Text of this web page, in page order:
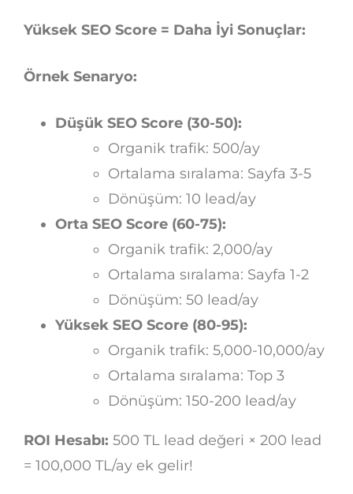
Yüksek SEO Score = Daha İyi Sonuçlar:
Örnek Senaryo:
Düşük SEO Score (30-50):
Organik trafik: 500/ay
Ortalama sıralama: Sayfa 3-5
Dönüşüm: 10 lead/ay
Orta SEO Score (60-75):
Organik trafik: 2,000/ay
Ortalama sıralama: Sayfa 1-2
Dönüşüm: 50 lead/ay
Yüksek SEO Score (80-95):
Organik trafik: 5,000-10,000/ay
Ortalama sıralama: Top 3
Dönüşüm: 150-200 lead/ay
ROI Hesabı: 500 TL lead değeri × 200 lead
= 100,000 TL/ay ek gelir!